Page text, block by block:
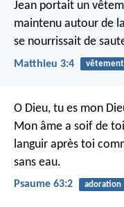
Jean portait un
maintenu autour de
se nourrissait de
Matthieu 3:4
O Dieu, tu es mon
Mon âme a soif de
languir après toi
sans eau.
Psaume 63:2 adoration